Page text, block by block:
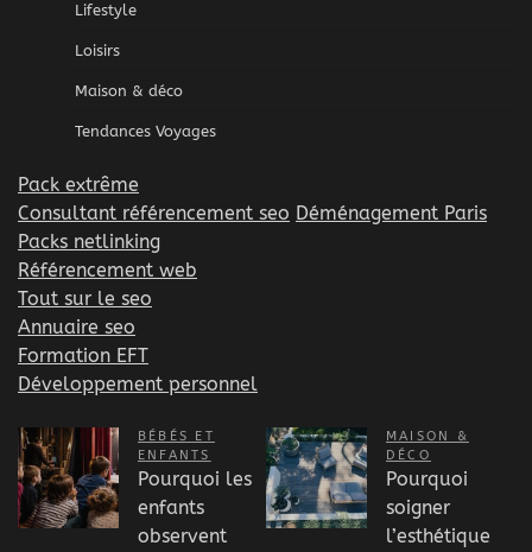
Lifestyle
Loisirs
Maison & déco
Tendances Voyages
Pack extrême
Consultant référencement seo Déménagement Paris
Packs netlinking
Référencement web
Tout sur le seo
Annuaire seo
Formation EFT
Développement personnel
BÉBÉS ET
ENFANTS
Pourquoi les
enfants
observent
MAISON &
DÉCO
Pourquoi
soigner
l’esthétique